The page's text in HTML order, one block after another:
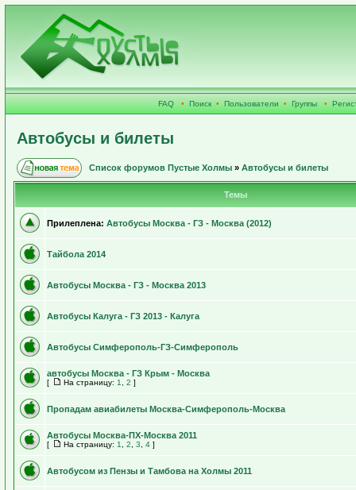
FAQ • Поиск • Пользователи • Группы •
Автобусы и билеты
Список форумов Пустые Холмы » Автобусы и билеты
Темы
Прилеплена: Автобусы Москва - ГЗ - Москва (2012)
Тайбола 2014
Автобусы Москва - ГЗ - Москва 2013
Автобусы Калуга - ГЗ 2013 - Калуга
Автобусы Симферополь-ГЗ-Симферополь
автобусы Москва - ГЗ Крым - Москва
[ На страницу: 1 2 ]
Пропадам авиабилеты Москва-Симферополь-Москва
Автобусы Москва-ПХ-Москва 2011
[ На страницу: 1 2 3 4 ]
Автобусом из Пензы и Тамбова на Холмы 2011